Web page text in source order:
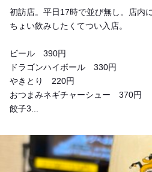
初訪店。平日17時で並び無し。店内に
ちょい飲みしたくてつい入店。
ビール 390円
ドラゴンハイボール 330円
やきとり 220円
おつまみネギチャーシュー 370円
餃子3...